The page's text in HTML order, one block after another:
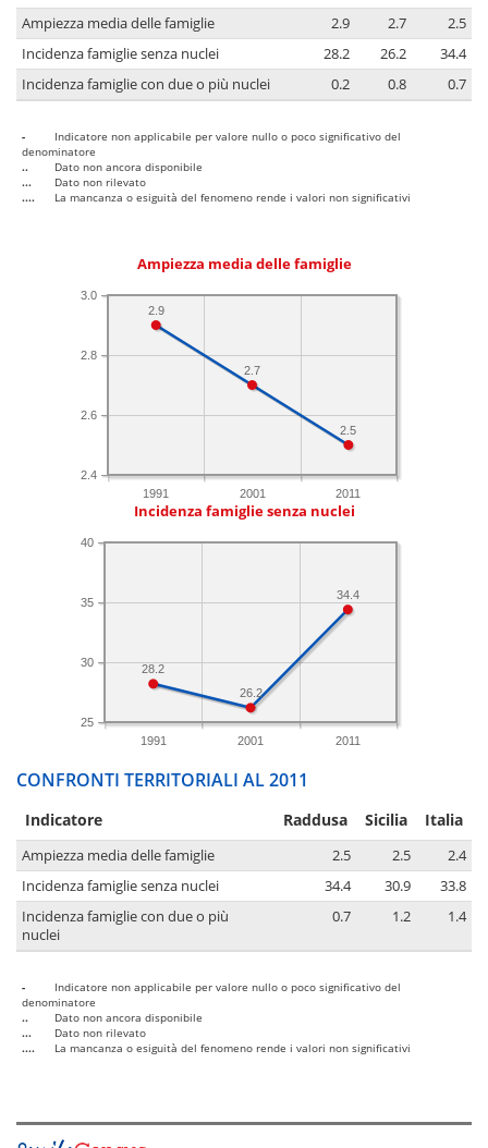
Ampiezza media delle famiglie 2.9 2.7
2.5
Incidenza famiglie senza nuclei
28.2 26.2
34.4
Incidenza famiglie con due o più nuclei
0.2 0.8 0.7
-
Indicatore non applicabile per valore nullo o poco significativo del
denominatore
..
Dato non ancora disponibile
...
Dato non rilevato
....
La mancanza o esiguità del fenomeno rende i valori non significativi
Ampiezza media delle famiglie
1991 2001 2011
2.4
2.6
2.8
3.0
2.5
2.7
2.9
Incidenza famiglie senza nuclei
1991 2001 2011
25
30
35
40
34.4
26.2
28.2
CONFRONTI TERRITORIALI AL 2011
Indicatore Raddusa Sicilia Italia
Ampiezza media delle famiglie 2.5 2.5
2.4
Incidenza famiglie senza nuclei
34.4 30.9
33.8
Incidenza famiglie con due o più
nuclei
0.7 1.2 1.4
-
Indicatore non applicabile per valore nullo o poco significativo del
denominatore
..
Dato non ancora disponibile
...
Dato non rilevato
....
La mancanza o esiguità del fenomeno rende i valori non significativi